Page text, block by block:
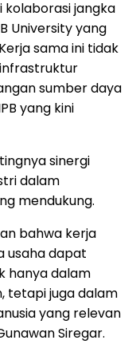
kolaborasi jangka
University yang
sama ini tidak
sumber daya
yang kini
sinergi
dalam
mendukung.
bahwa kerja
usaha dapat
hanya dalam
tetapi juga dalam
yang relevan
Siregar.